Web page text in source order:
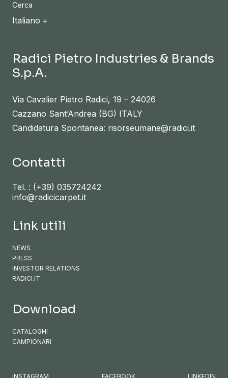
Cerca
Italiano
Radici Pietro Industries & Brands
S.p.A.
Via Cavalier Pietro Radici, 19 – 24026
Cazzano Sant’Andrea (BG) ITALY
Candidatura Spontanea: risorseumane@radici.it
Contatti
Tel. : (+39) 035724242
info@radicicarpet.it
Link utili
NEWS
PRESS
INVESTOR RELATIONS
RADICI.IT
Download
CATALOGHI
CAMPIONARI
INSTAGRAM FACEBOOK LINKEDIN